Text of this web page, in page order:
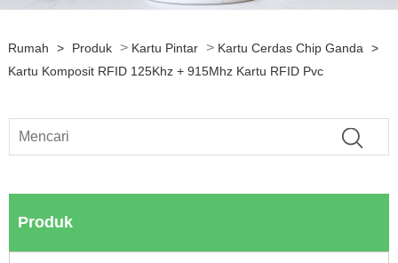
Rumah > Produk > Kartu Pintar > Kartu Cerdas Chip Ganda
>
Kartu Komposit RFID 125Khz + 915Mhz Kartu RFID Pvc
Produk